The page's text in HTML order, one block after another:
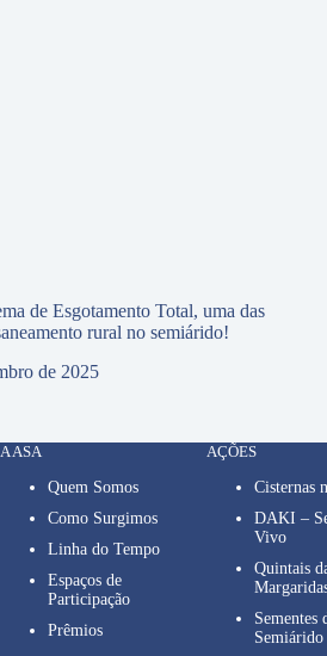
de Esgotamento Total, uma das
rural no semiárido!
de 2025
A ASA
Quem Somos
Como Surgimos
Linha do Tempo
Espaços de
Participação
Prêmios
AÇÕES
Cisternas
DAKI –
Vivo
Quintais
Sementes
Semiárido